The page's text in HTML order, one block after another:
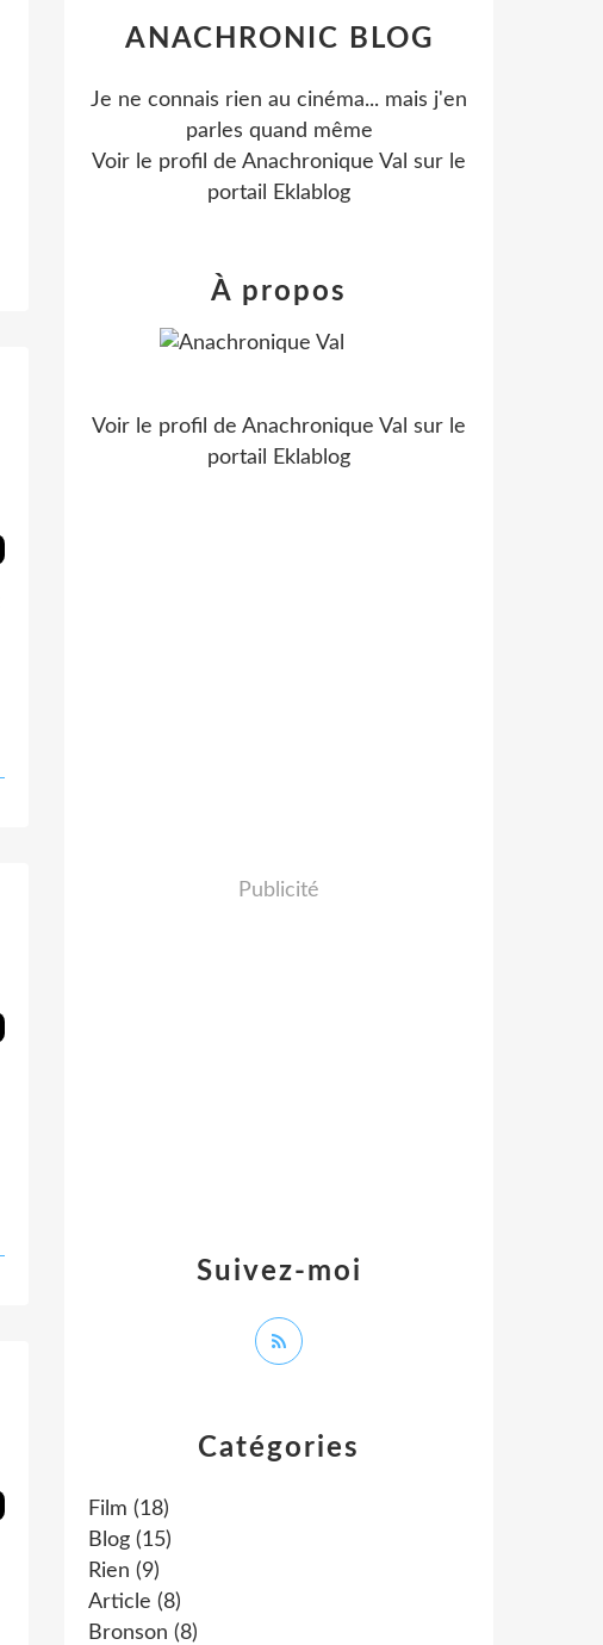
Catégories
Film (18)
Blog (15)
Rien (9)
Article (8)
Bronson (8)
ANACHRONIC BLOG
Je ne connais rien au cinéma... mais j'en
parles quand même
Voir le profil de Anachronique Val sur le
portail Eklablog
Suivez-moi
À propos
Voir le profil de Anachronique Val sur le
portail Eklablog
Publicité